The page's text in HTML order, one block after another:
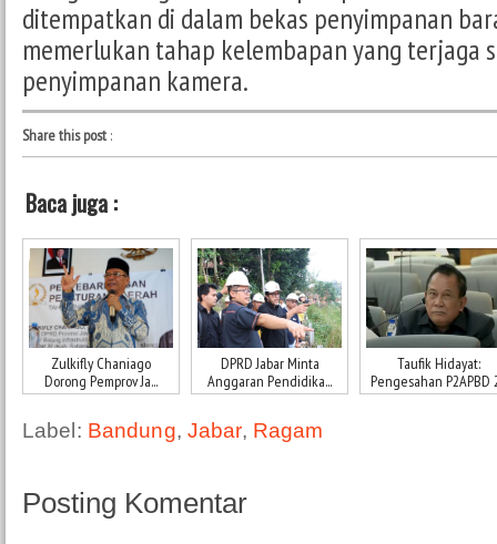
ditempatkan di dalam bekas penyimpanan
memerlukan tahap kelembapan yang terjaga
penyimpanan kamera.
Share this post:
Baca juga :
Zulkifly Chaniago
Dorong Pemprov Ja...
DPRD Jabar Minta
Anggaran Pendidika...
Taufik Hidayat:
Pengesahan P2APBD
Label: Bandung, Jabar, Ragam
Posting Komentar